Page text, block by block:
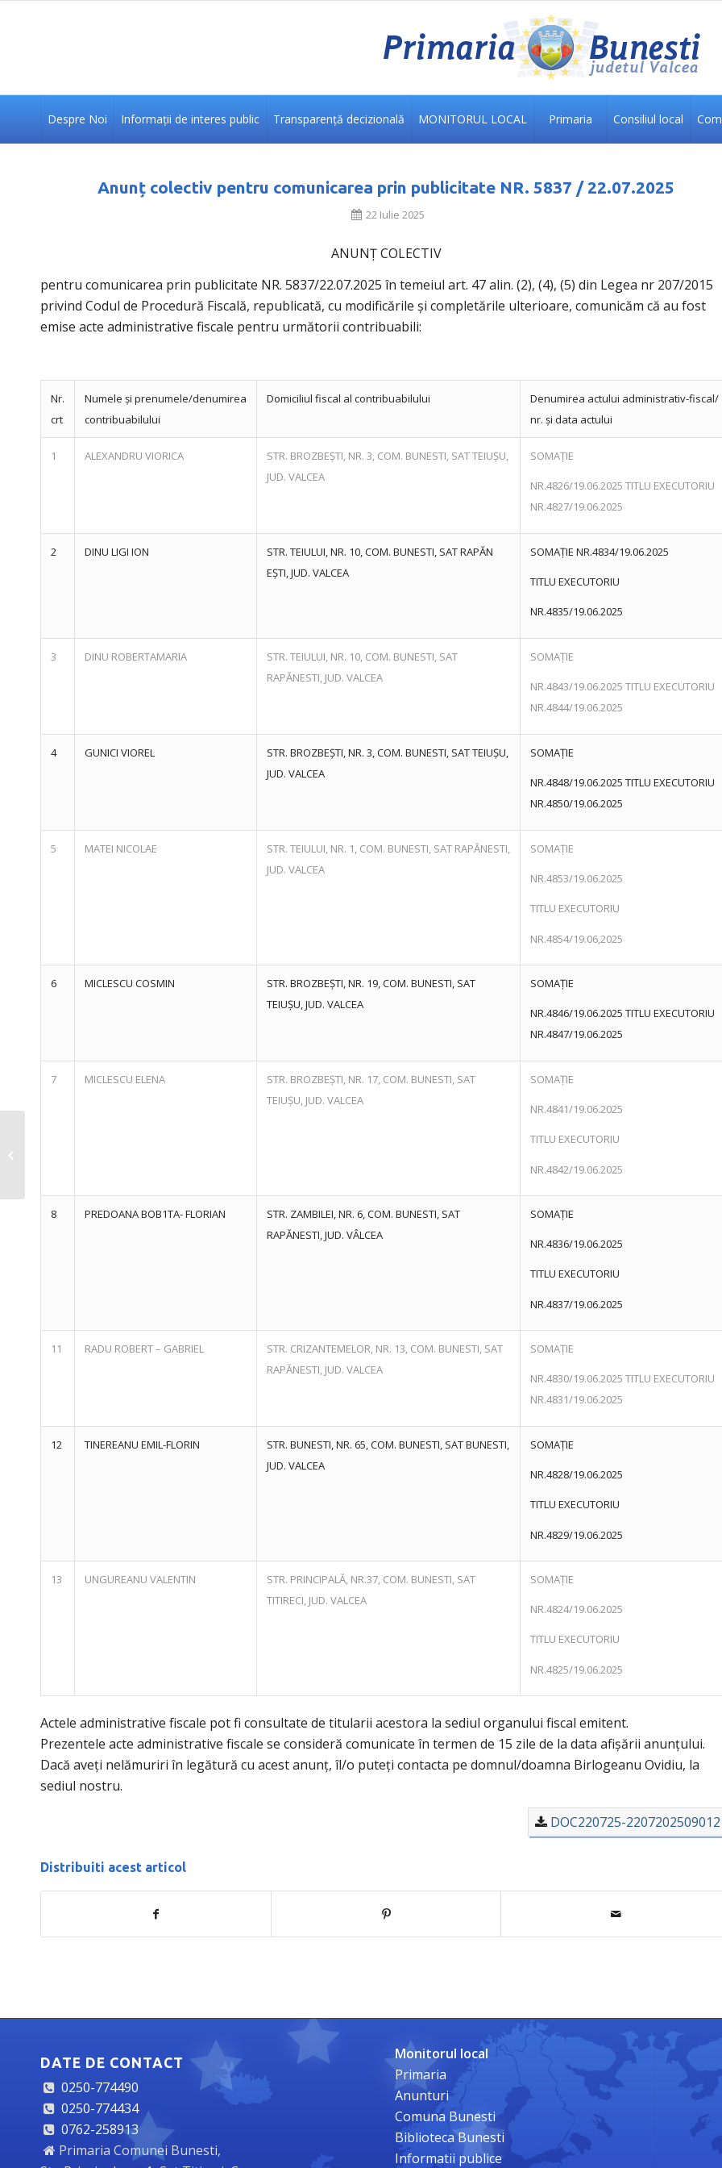
Despre Noi Informații de interes public Transparență decizională MONITORUL LOCAL Primaria Consiliul local
Anunț colectiv pentru comunicarea prin publicitate NR. 5837 / 22.07.2025
22 Iulie 2025
ANUNȚ COLECTIV
pentru comunicarea prin publicitate NR. 5837/22.07.2025 în temeiul art. 47 alin. (2), (4), (5) din Legea nr 207/2015
privind Codul de Procedură Fiscală, republicată, cu modificările și completările ulterioare, comunicăm că au fost
emise acte administrative fiscale pentru următorii contribuabili:
Nr.
crt
Numele și prenumele/denumirea
contribuabilului
Domiciliul fiscal al contribuabilului
Denumirea actului administrativ-fiscal/
nr. și data actului
1 ALEXANDRU VIORICA
STR. BROZBEȘTI, NR. 3, COM. BUNESTI, SAT TEIUȘU,
JUD. VALCEA
SOMAȚIE
NR.4826/19.06.2025 TITLU EXECUTORIU
NR.4827/19.06.2025
2 DINU LIGI ION
STR. TEIULUI, NR. 10, COM. BUNESTI, SAT RAPĂN
EȘTI, JUD. VALCEA
SOMAȚIE NR.4834/19.06.2025
TITLU EXECUTORIU
NR.4835/19.06.2025
3 DINU ROBERTAMARIA
STR. TEIULUI, NR. 10, COM. BUNESTI, SAT
RAPĂNESTI, JUD. VALCEA
SOMAȚIE
NR.4843/19.06.2025 TITLU EXECUTORIU
NR.4844/19.06.2025
4 GUNICI VIOREL
STR. BROZBEȘTI, NR. 3, COM. BUNESTI, SAT TEIUȘU,
JUD. VALCEA
SOMAȚIE
NR.4848/19.06.2025 TITLU EXECUTORIU
NR.4850/19.06.2025
5 MATEI NICOLAE
STR. TEIULUI, NR. 1, COM. BUNESTI, SAT RAPĂNESTI,
JUD. VALCEA
SOMAȚIE
NR.4853/19.06.2025
TITLU EXECUTORIU
NR.4854/19.06,2025
6 MICLESCU COSMIN
STR. BROZBEȘTI, NR. 19, COM. BUNESTI, SAT
TEIUȘU, JUD. VALCEA
SOMAȚIE
NR.4846/19.06.2025 TITLU EXECUTORIU
NR.4847/19.06.2025
7 MICLESCU ELENA
STR. BROZBEȘTI, NR. 17, COM. BUNESTI, SAT
TEIUȘU, JUD. VALCEA
SOMAȚIE
NR.4841/19.06.2025
TITLU EXECUTORIU
NR.4842/19.06.2025
8 PREDOANA BOB1TA- FLORIAN
STR. ZAMBILEI, NR. 6, COM. BUNESTI, SAT
RAPĂNESTI, JUD. VÂLCEA
SOMAȚIE
NR.4836/19.06.2025
TITLU EXECUTORIU
NR.4837/19.06.2025
11 RADU ROBERT – GABRIEL
STR. CRIZANTEMELOR, NR. 13, COM. BUNESTI, SAT
RAPĂNESTI, JUD. VALCEA
SOMAȚIE
NR.4830/19.06.2025 TITLU EXECUTORIU
NR.4831/19.06.2025
12 TINEREANU EMIL-FLORIN
STR. BUNESTI, NR. 65, COM. BUNESTI, SAT BUNESTI,
JUD. VALCEA
SOMAȚIE
NR.4828/19.06.2025
TITLU EXECUTORIU
NR.4829/19.06.2025
13 UNGUREANU VALENTIN
STR. PRINCIPALĂ, NR.37, COM. BUNESTI, SAT
TITIRECI, JUD. VALCEA
SOMAȚIE
NR.4824/19.06.2025
TITLU EXECUTORIU
NR.4825/19.06.2025
Actele administrative fiscale pot fi consultate de titularii acestora la sediul organului fiscal emitent.
Prezentele acte administrative fiscale se consideră comunicate în termen de 15 zile de la data afișării anunțului.
Dacă aveți nelămuriri în legătură cu acest anunț, îl/o puteți contacta pe domnul/doamna Birlogeanu Ovidiu, la
sediul nostru.
DOC220725-
Distribuiti acest articol
DATE DE CONTACT
0250-774490
0250-774434
0762-258913
Primaria Comunei Bunesti,
Monitorul local
Primaria
Anunturi
Comuna Bunesti
Biblioteca Bunesti
Informatii publice